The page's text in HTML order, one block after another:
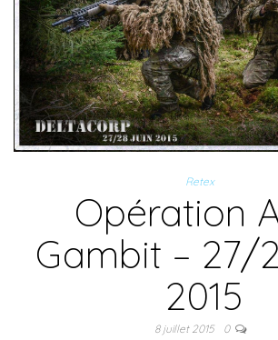
Retex
Opération
Gambit – 27/
2015
8 juillet 2015 0